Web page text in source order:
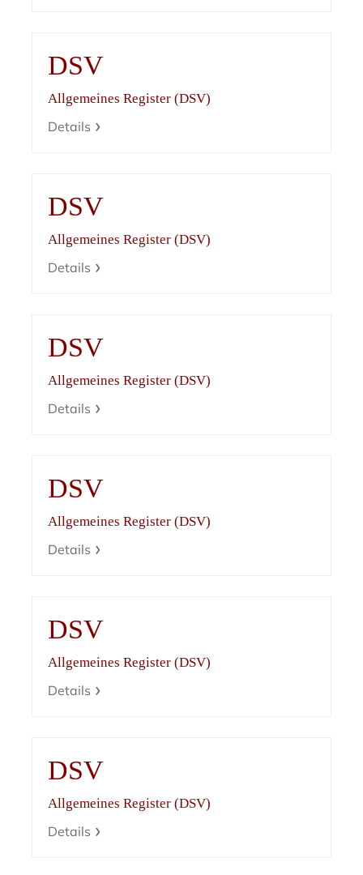
DSV
Allgemeines Register (DSV)
Details
DSV
Allgemeines Register (DSV)
Details
DSV
Allgemeines Register (DSV)
Details
DSV
Allgemeines Register (DSV)
Details
DSV
Allgemeines Register (DSV)
Details
DSV
Allgemeines Register (DSV)
Details